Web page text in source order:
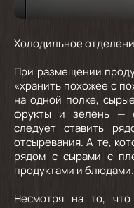
Холодильное
При размещении
«хранить похожее с
на одной полке,
фрукты и зелень —
следует ставить
отсыревания. А те,
рядом с сырами с
продуктами и блюдами.
Несмотря на то,